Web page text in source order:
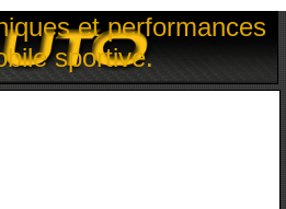
et performances
sportive.